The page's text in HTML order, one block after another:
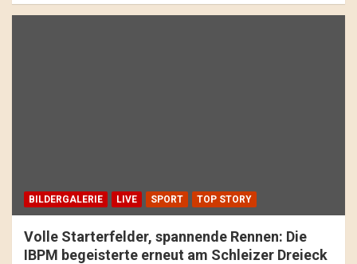
BILDERGALERIE LIVE SPORT TOP STORY
Volle Starterfelder, spannende Rennen: Die
IBPM begeisterte erneut am Schleizer Dreieck